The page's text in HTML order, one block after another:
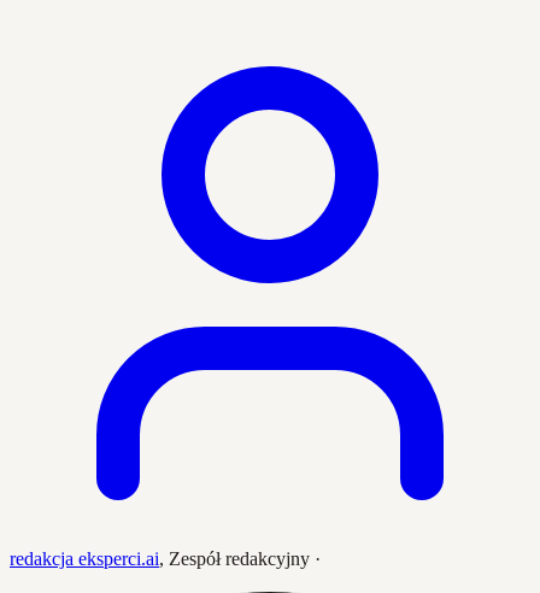
redakcja eksperci.ai, Zespół redakcyjny ·